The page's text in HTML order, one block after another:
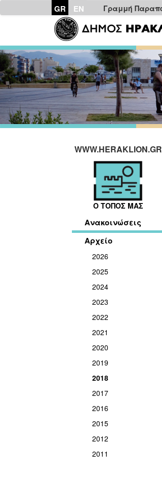
GR EN Γραμμή
WWW.HERAKLION.GR
Ο ΤΟΠΟΣ ΜΑΣ
Ανακοινώσεις
Αρχείο
2026
2025
2024
2023
2022
2021
2020
2019
2018
2017
2016
2015
2012
2011